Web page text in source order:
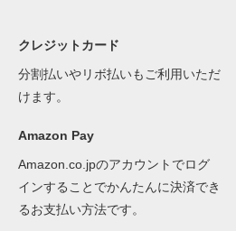
クレジットカード
分割払いやリボ払いもご利用いただ
けます。
Amazon Pay
Amazon.co.jpのアカウントでログ
インすることでかんたんに決済でき
るお支払い方法です。